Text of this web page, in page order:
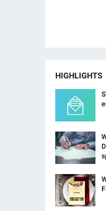
HIGHLIGHTS